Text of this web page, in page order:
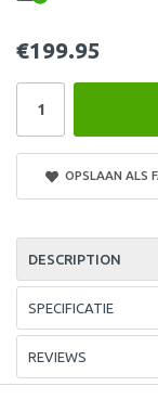
€199.95
OPSLAAN ALS
DESCRIPTION
SPECIFICATIE
REVIEWS